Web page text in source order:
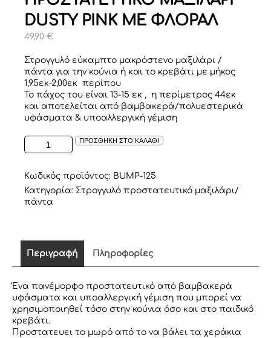
DUSTY PINK ΜΕ ΦΛΟΡΑΛ
49,90 €
Στρογγυλό εύκαμπτο μακρόστενο μαξιλάρι /
πάντα για την κούνια ή και το κρεβάτι με μήκος
1,95εκ-2,00εκ περίπου
Το πάχος του είναι 13-15 εκ , η περίμετρος 44εκ
και αποτελείται από βαμβακερά/πολυεστερικά
υφάσματα & υποαλλεργική γέμιση
ΠΡΟΣΤΑΤΕΥΤΙΚΟ
MAΞΙΛΑΡΙ
PINK
ΜΕ
ΦΛΟΡΑΛ
ΠΡΟΣΘΗΚΗ ΣΤΟ ΚΑΛΑΘΙ
Κωδικός προϊόντος: BUMP-125
Κατηγορία: Στρογγυλό προστατευτικό μαξιλάρι/
πάντα
Περιγραφή Πληροφορίες
Ένα πανέμορφο προστατευτικό από βαμβακερά
υφάσματα και υποαλλεργική γέμιση που μπορεί να
χρησιμοποιηθεί τόσο στην κούνια όσο και στο παιδικό
κρεβάτι.
Προστατευει το μωρό από το να βάλει τα χεράκια